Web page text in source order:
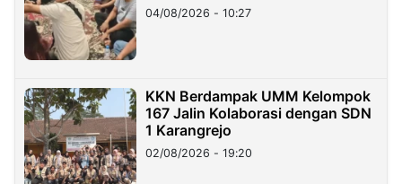
di Taiwan
04/08/2026 - 10:27
KKN Berdampak UMM Kelompok
167 Jalin Kolaborasi dengan SDN
1 Karangrejo
02/08/2026 - 19:20